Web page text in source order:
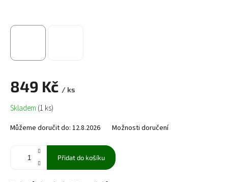
849 Kč / ks
Měrná
cena:
Skladem (1 ks)
Můžeme doručit do: 12.8.2026 Možnosti doručení
Přidat do košíku